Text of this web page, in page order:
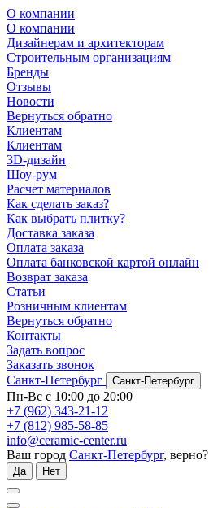
О компании
О компании
Дизайнерам и архитекторам
Строительным организациям
Бренды
Отзывы
Новости
Вернуться обратно
Клиентам
Клиентам
3D-дизайн
Шоу-рум
Расчет материалов
Как сделать заказ?
Как выбрать плитку?
Доставка заказа
Оплата заказа
Оплата банковской картой онлайн
Возврат заказа
Статьи
Розничным клиентам
Вернуться обратно
Контакты
Задать вопрос
Заказать звонок
Санкт-Петербург
Санкт-Петербург
Пн-Вс с 10:00 до 20:00
+7 (962) 343-21-12
+7 (812) 985-58-85
info@ceramic-center.ru
Ваш город Санкт-Петербург, верно?
Да Нет